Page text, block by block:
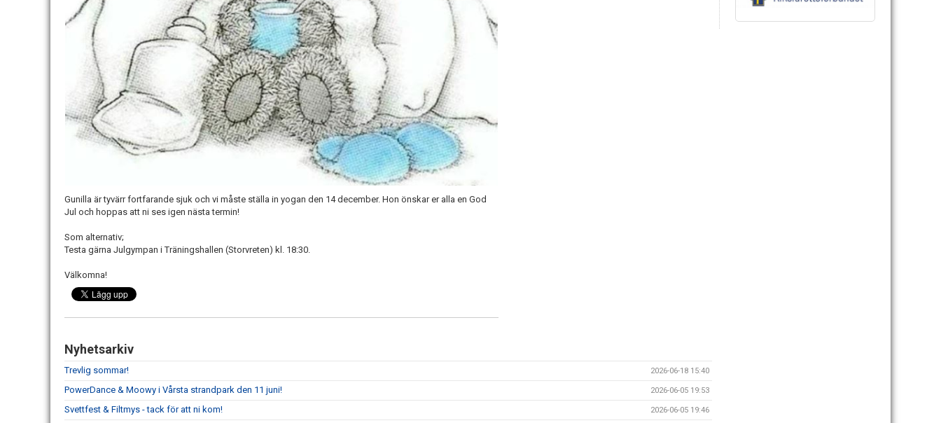
Gunilla är tyvärr fortfarande sjuk och vi måste ställa in yogan den 14 december. Hon önskar er alla en God
Jul och hoppas att ni ses igen nästa termin!
Som alternativ;
Testa gärna Julgympan i Träningshallen (Storvreten) kl. 18:30.
Välkomna!
Nyhetsarkiv
Trevlig sommar! 2026-06-18 15:40
PowerDance & Moowy i Vårsta strandpark den 11 juni! 2026-06-05 19:53
Svettfest & Filtmys - tack för att ni kom! 2026-06-05 19:46